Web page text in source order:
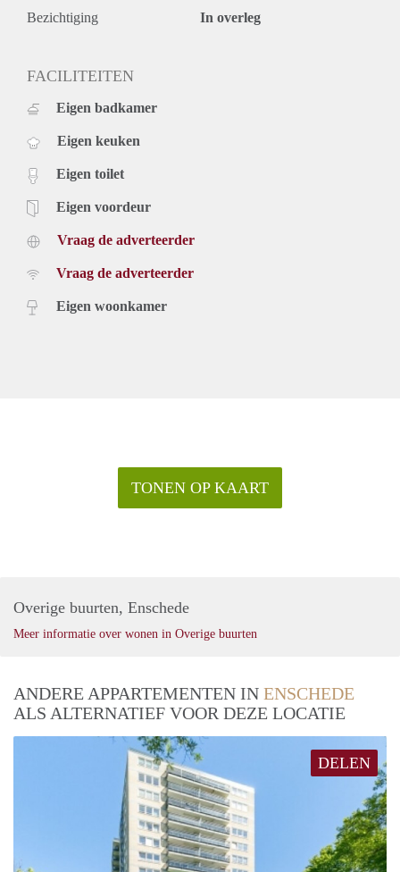
Bezichtiging In overleg
FACILITEITEN
Eigen badkamer
Eigen keuken
Eigen toilet
Eigen voordeur
Vraag de adverteerder
Vraag de adverteerder
Eigen woonkamer
TONEN OP KAART
Overige buurten, Enschede
Meer informatie over wonen in Overige buurten
ANDERE APPARTEMENTEN IN ENSCHEDE
ALS ALTERNATIEF VOOR DEZE LOCATIE
DELEN